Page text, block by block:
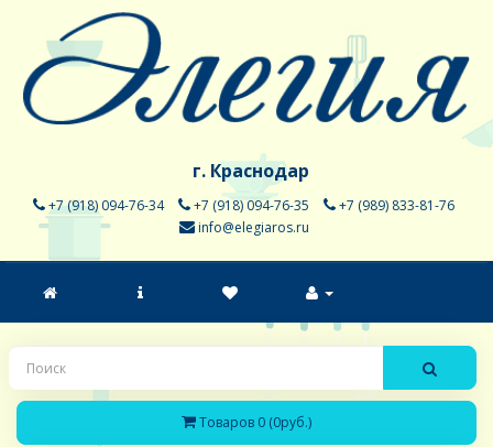
г. Краснодар
+7 (918) 094-76-34 +7 (918) 094-76-35
+7 (989) 833-81-76
info@elegiaros.ru
Товаров 0 (0руб.)